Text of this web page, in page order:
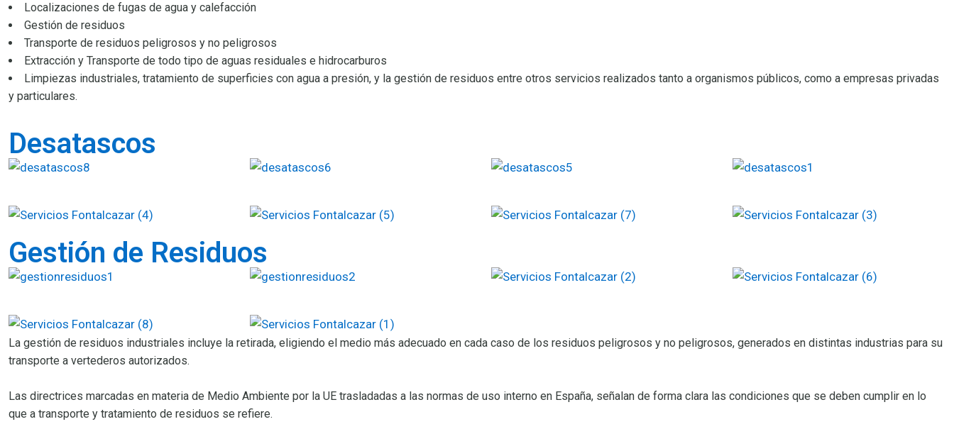
Localizaciones de fugas de agua y calefacción
Gestión de residuos
Transporte de residuos peligrosos y no peligrosos
Extracción y Transporte de todo tipo de aguas residuales e hidrocarburos
Limpiezas industriales, tratamiento de superficies con agua a presión, y la gestión de residuos entre otros servicios realizados tanto a organismos públicos, como a empresas privadas
y particulares.
Desatascos
Gestión de Residuos
La gestión de residuos industriales incluye la retirada, eligiendo el medio más adecuado en cada caso de los residuos peligrosos y no peligrosos, generados en distintas industrias para su
transporte a vertederos autorizados.
Las directrices marcadas en materia de Medio Ambiente por la UE trasladadas a las normas de uso interno en España, señalan de forma clara las condiciones que se deben cumplir en lo
que a transporte y tratamiento de residuos se refiere.